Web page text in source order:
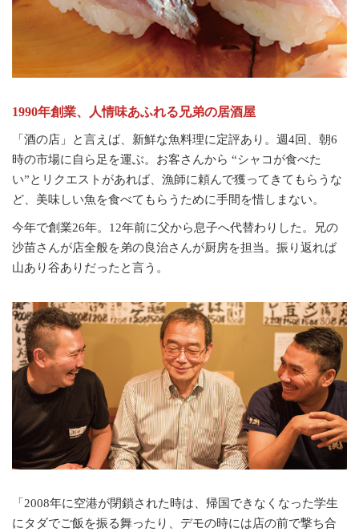
1990年創業、人情味あふれる兄弟の居酒屋
「酒の店」と言えば、新鮮な魚料理に定評あり。週4回、朝6
時の市場に自ら足を運ぶ。お客さんから “シャコが食べた
い”とリクエストがあれば、漁師に頼んで獲ってきてもらうな
ど、美味しい魚を食べてもらうために手間を惜しまない。
今年で創業26年。12年前に父から息子へ代替わりした。兄の
沙苗さんが店全般を弟の良治さんが厨房を担当。振り返れば
山あり谷ありだったと言う。
「2008年に空港が閉鎖された時は、帰国できなくなった学生
にタダでご飯を振る舞ったり、デモの時には店の前で撃ち合